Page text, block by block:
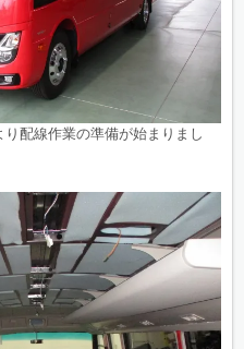
配線作業の準備が始まりまし